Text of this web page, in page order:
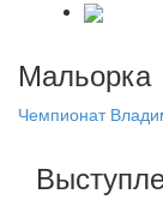
Мальорка
Чемпионат